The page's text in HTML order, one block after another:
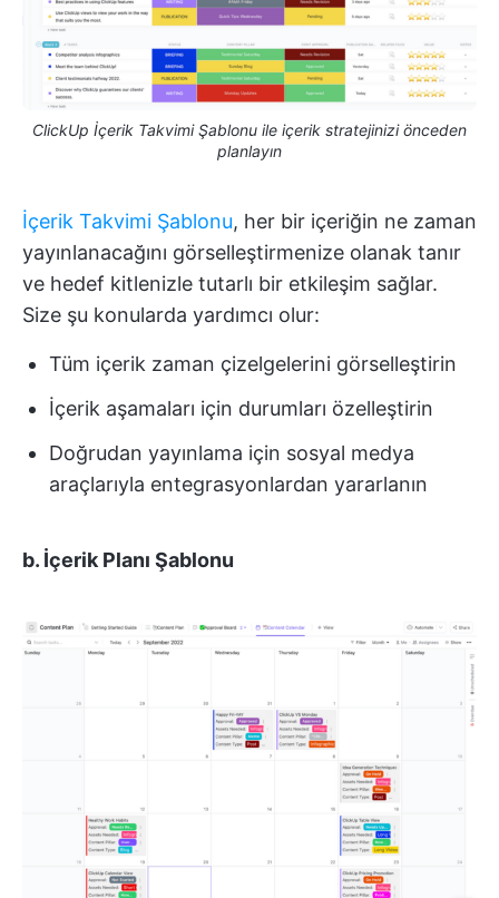
ClickUp İçerik Takvimi Şablonu ile içerik stratejinizi önceden
planlayın
İçerik Takvimi Şablonu, her bir içeriğin ne zaman
yayınlanacağını görselleştirmenize olanak tanır
ve hedef kitlenizle tutarlı bir etkileşim sağlar.
Size şu konularda yardımcı olur:
Tüm içerik zaman çizelgelerini görselleştirin
İçerik aşamaları için durumları özelleştirin
Doğrudan yayınlama için sosyal medya
araçlarıyla entegrasyonlardan yararlanın
b. İçerik Planı Şablonu